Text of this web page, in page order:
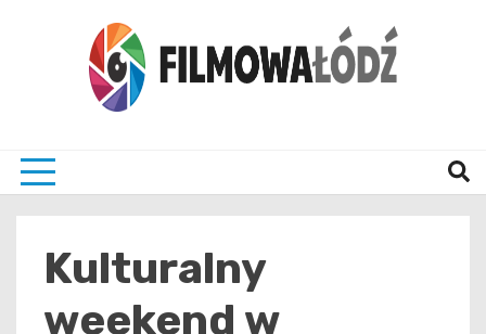
Kulturalny
weekend w